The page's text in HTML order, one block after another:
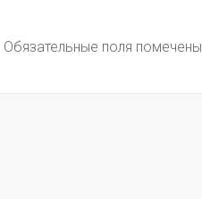
Обязательные поля помечены